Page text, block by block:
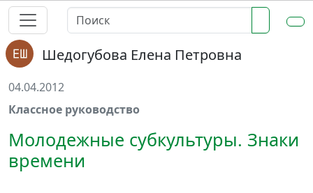
Шедогубова Елена Петровна
04.04.2012
Классное руководство
Молодежные субкультуры. Знаки
времени